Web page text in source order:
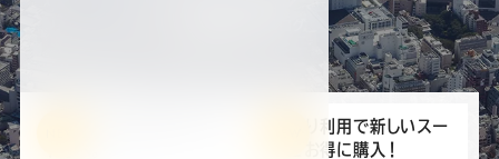
ーボ
タン
オ
下取り利用で新しいスー
ツをお得に購入！